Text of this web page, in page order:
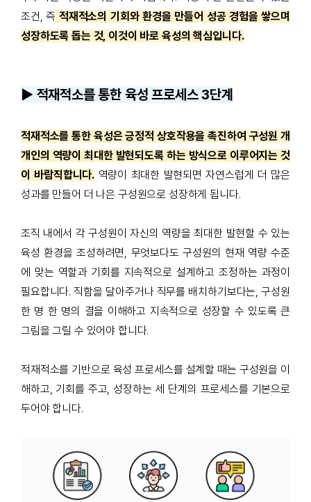
조건,즉 적재적소의 기회와 환경을 만들어 성공 경험을 쌓으며
성장하도록 돕는 것, 이것이 바로 육성의 핵심입니다.
▶️ 적재적소를 통한 육성 프로세스 3단계
적재적소를 통한 육성은 긍정적 상호작용을 촉진하여 구성원 개
개인의 역량이 최대한 발현되도록 하는 방식으로 이루어지는 것
이 바람직합니다. 역량이 최대한 발현되면 자연스럽게 더 많은
성과를 만들어 더 나은 구성원으로 성장하게 됩니다.
조직 내에서 각 구성원이 자신의 역량을 최대한 발현할 수 있는
육성 환경을 조성하려면, 무엇보다도 구성원의 현재 역량 수준
에 맞는 역할과 기회를 지속적으로 설계하고 조정하는 과정이
필요합니다. 직함을 달아주거나 직무를 배치하기보다는,구성원
한 명 한 명의 결을 이해하고 지속적으로 성장할 수 있도록 큰
그림을 그릴 수 있어야 합니다.
적재적소를 기반으로 육성 프로세스를 설계할 때는 구성원을 이
해하고, 기회를 주고, 성장하는 세 단계의 프로세스를 기본으로
두어야 합니다.